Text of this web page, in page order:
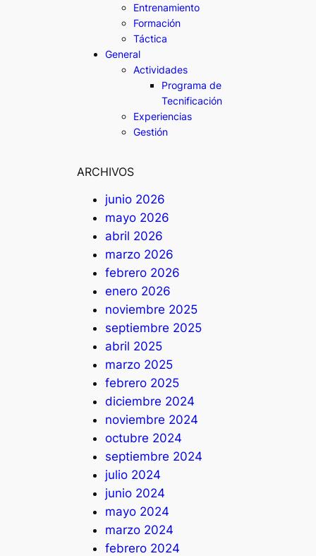
Entrenamiento
Formación
Táctica
General
Actividades
Programa de
Tecnificación
Experiencias
Gestión
ARCHIVOS
junio 2026
mayo 2026
abril 2026
marzo 2026
febrero 2026
enero 2026
noviembre 2025
septiembre 2025
abril 2025
marzo 2025
febrero 2025
diciembre 2024
noviembre 2024
octubre 2024
septiembre 2024
julio 2024
junio 2024
mayo 2024
marzo 2024
febrero 2024